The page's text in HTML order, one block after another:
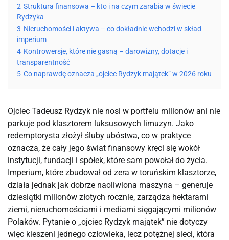
2 Struktura finansowa – kto i na czym zarabia w świecie
Rydzyka
3 Nieruchomości i aktywa – co dokładnie wchodzi w skład
imperium
4 Kontrowersje, które nie gasną – darowizny, dotacje i
transparentność
5 Co naprawdę oznacza „ojciec Rydzyk majątek” w 2026 roku
Ojciec Tadeusz Rydzyk nie nosi w portfelu milionów ani nie
parkuje pod klasztorem luksusowych limuzyn. Jako
redemptorysta złożył śluby ubóstwa, co w praktyce
oznacza, że cały jego świat finansowy kręci się wokół
instytucji, fundacji i spółek, które sam powołał do życia.
Imperium, które zbudował od zera w toruńskim klasztorze,
działa jednak jak dobrze naoliwiona maszyna – generuje
dziesiątki milionów złotych rocznie, zarządza hektarami
ziemi, nieruchomościami i mediami sięgającymi milionów
Polaków. Pytanie o „ojciec Rydzyk majątek” nie dotyczy
więc kieszeni jednego człowieka, lecz potężnej sieci, która